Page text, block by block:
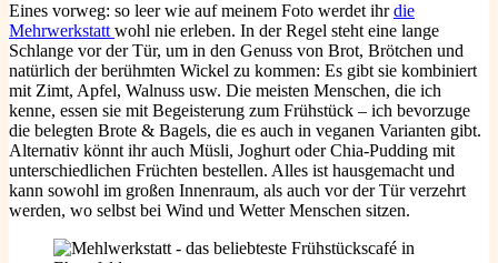
Eines vorweg: so leer wie auf meinem Foto werdet ihrdie
Mehrwerkstatt wohl nie erleben. In der Regel steht eine lange
Schlange vor der Tür, um in den Genuss von Brot, Brötchen und
natürlich der berühmten Wickel zu kommen: Es gibt sie kombiniert
mit Zimt, Apfel, Walnuss usw. Die meisten Menschen, die ich
kenne, essen sie mit Begeisterung zum Frühstück – ich bevorzuge
die belegten Brote & Bagels, die es auch in veganen Varianten gibt.
Alternativ könnt ihr auch Müsli, Joghurt oder Chia-Pudding mit
unterschiedlichen Früchten bestellen. Alles ist hausgemacht und
kann sowohl im großen Innenraum, als auch vor der Tür verzehrt
werden, wo selbst bei Wind und Wetter Menschen sitzen.